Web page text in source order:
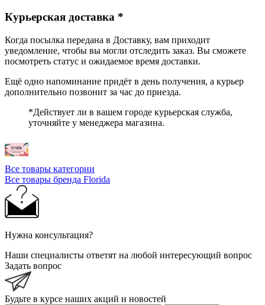
Курьерская доставка *
Когда посылка передана в Доставку, вам приходит
уведомление, чтобы вы могли отследить заказ. Вы сможете
посмотреть статус и ожидаемое время доставки.
Ещё одно напоминание придёт в день получения, а курьер
дополнительно позвонит за час до приезда.
*Действует ли в вашем городе курьерская служба,
уточняйте у менеджера магазина.
Все товары категории
Все товары бренда Florida
Нужна консультация?
Наши специалисты ответят на любой интересующий вопрос
Задать вопрос
Будьте в курсе наших акций и новостей